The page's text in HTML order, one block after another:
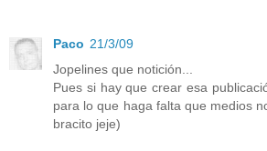
Paco 21/3/09
Jopelines que notición...
Pues si hay que crear esa
para lo que haga falta que medios
bracito jeje)